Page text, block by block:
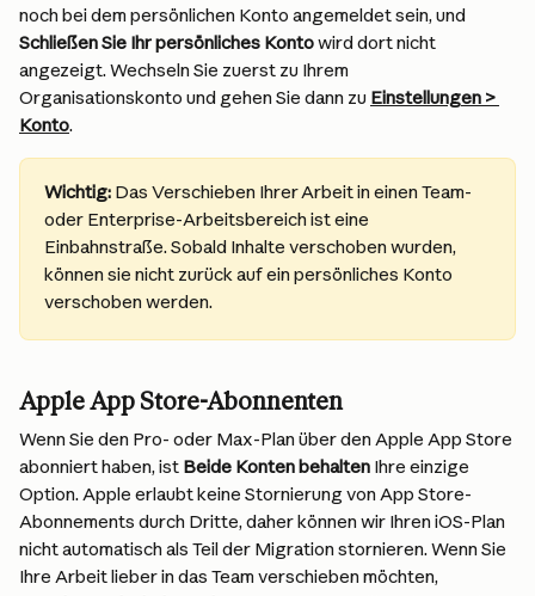
noch bei dem persönlichen Konto angemeldet sein, und
Schließen Sie Ihr persönliches Konto wird dort nicht
angezeigt. Wechseln Sie zuerst zu Ihrem
Organisationskonto und gehen Sie dann zu Einstellungen >
Konto.
Wichtig: Das Verschieben Ihrer Arbeit in einen Team-
oder Enterprise-Arbeitsbereich ist eine
Einbahnstraße. Sobald Inhalte verschoben wurden,
können sie nicht zurück auf ein persönliches Konto
verschoben werden.
Apple App Store-Abonnenten
Wenn Sie den Pro- oder Max-Plan über den Apple App Store
abonniert haben, ist Beide Konten behalten Ihre einzige
Option. Apple erlaubt keine Stornierung von App Store-
Abonnements durch Dritte, daher können wir Ihren iOS-Plan
nicht automatisch als Teil der Migration stornieren. Wenn Sie
Ihre Arbeit lieber in das Team verschieben möchten,